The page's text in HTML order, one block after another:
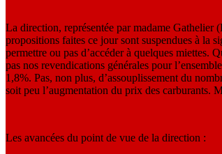
La direction, représentée par madame Gathelier
propositions faites ce jour sont suspendues à la
permettre ou pas d’accéder à quelques miettes.
pas nos revendications générales pour
1,8%. Pas, non plus, d’assouplissement du
soit peu l’augmentation du prix des carburants.
Les avancées du point de vue de la direction :